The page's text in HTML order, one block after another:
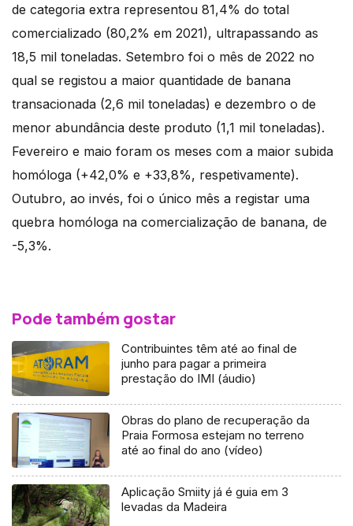
de categoria extra representou 81,4% do total
comercializado (80,2% em 2021), ultrapassando as
18,5 mil toneladas. Setembro foi o mês de 2022 no
qual se registou a maior quantidade de banana
transacionada (2,6 mil toneladas) e dezembro o de
menor abundância deste produto (1,1 mil toneladas).
Fevereiro e maio foram os meses com a maior subida
homóloga (+42,0% e +33,8%, respetivamente).
Outubro, ao invés, foi o único mês a registar uma
quebra homóloga na comercialização de banana, de
-5,3%.
Pode também gostar
Contribuintes têm até ao final de
junho para pagar a primeira
prestação do IMI (áudio)
Obras do plano de recuperação da
Praia Formosa estejam no terreno
até ao final do ano (vídeo)
Aplicação Smiity já é guia em 3
levadas da Madeira